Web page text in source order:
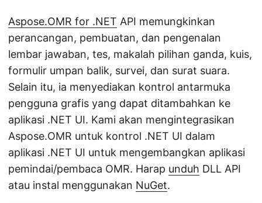
Aspose.OMR for .NET API memungkinkan
perancangan, pembuatan, dan pengenalan
lembar jawaban, tes, makalah pilihan ganda, kuis,
formulir umpan balik, survei, dan surat suara.
Selain itu, ia menyediakan kontrol antarmuka
pengguna grafis yang dapat ditambahkan ke
aplikasi .NET UI. Kami akan mengintegrasikan
Aspose.OMR untuk kontrol .NET UI dalam
aplikasi .NET UI untuk mengembangkan aplikasi
pemindai/pembaca OMR. Harap unduh DLL API
atau instal menggunakan NuGet.